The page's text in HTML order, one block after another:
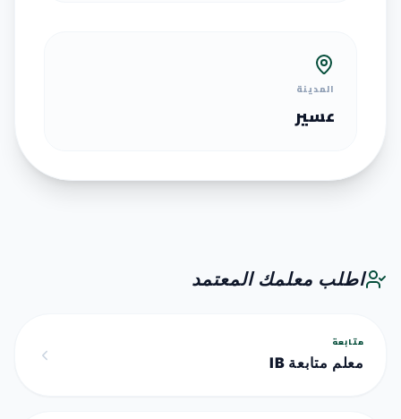
المدينة
عسير
اطلب معلمك المعتمد
متابعة
معلم متابعة IB